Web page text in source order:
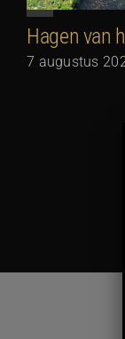
Hagen van
7 augustus